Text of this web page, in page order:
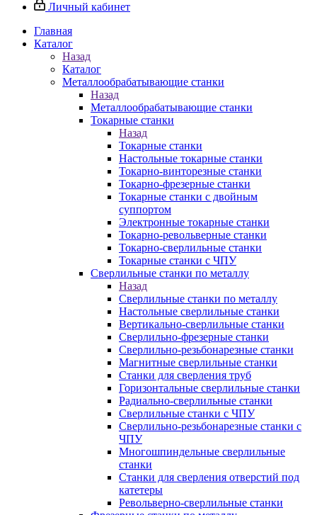
Личный кабинет
Главная
Каталог
Назад
Каталог
Металлообрабатывающие станки
Назад
Металлообрабатывающие станки
Токарные станки
Назад
Токарные станки
Настольные токарные станки
Токарно-винторезные станки
Токарно-фрезерные станки
Токарные станки с двойным
суппортом
Электронные токарные станки
Токарно-револьверные станки
Токарно-сверлильные станки
Токарные станки с ЧПУ
Сверлильные станки по металлу
Назад
Сверлильные станки по металлу
Настольные сверлильные станки
Вертикально-сверлильные станки
Сверлильно-фрезерные станки
Сверлильно-резьбонарезные станки
Магнитные сверлильные станки
Станки для сверления труб
Горизонтальные сверлильные станки
Радиально-сверлильные станки
Сверлильные станки с ЧПУ
Сверлильно-резьбонарезные станки с
ЧПУ
Многошпиндельные сверлильные
станки
Станки для сверления отверстий под
катетеры
Револьверно-сверлильные станки